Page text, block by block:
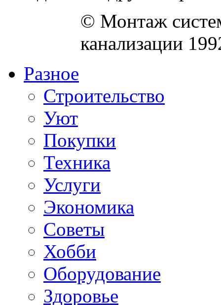
© Монтаж
канализации
Разное
Строительство
Уют
Покупки
Техника
Услуги
Экономика
Советы
Хобби
Oборудование
Здоровье